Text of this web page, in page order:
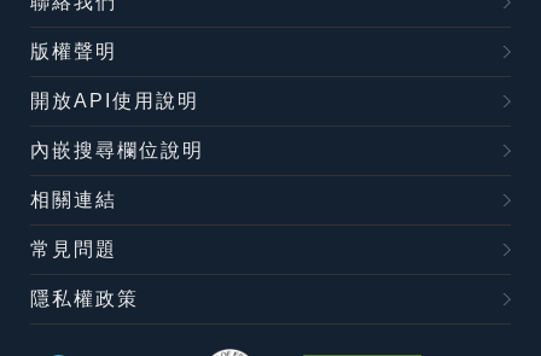
版權聲明
開放API使用說明
內嵌搜尋欄位說明
相關連結
常見問題
隱私權政策